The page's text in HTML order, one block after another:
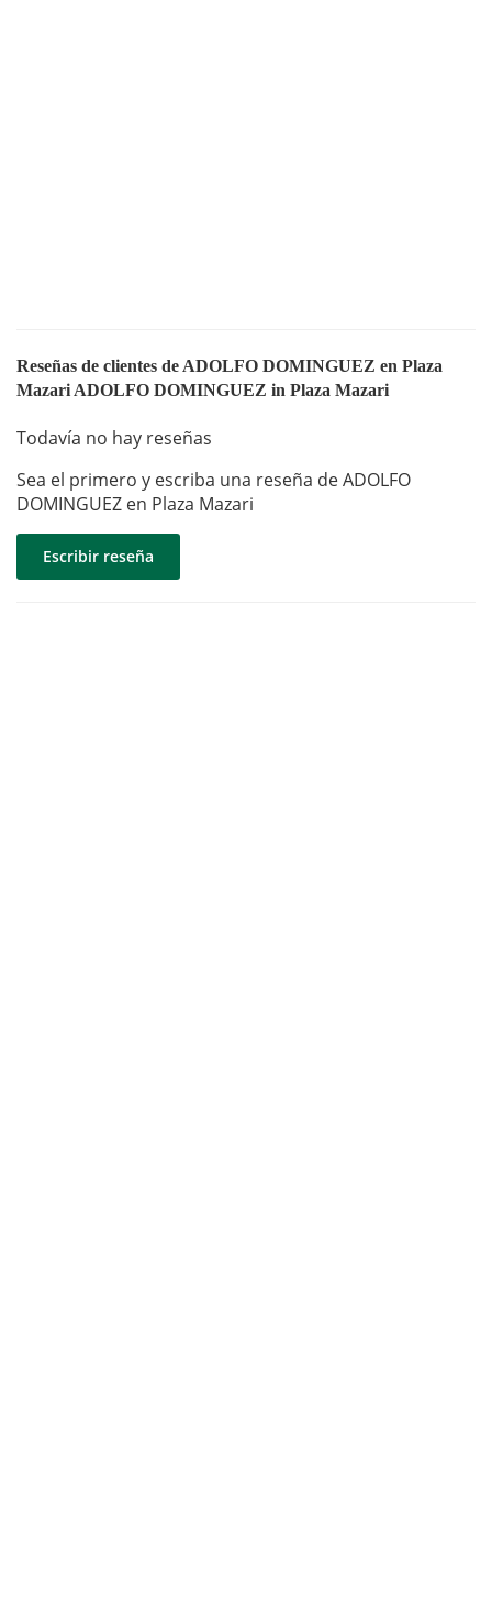
Reseñas de clientes de ADOLFO DOMINGUEZ en Plaza
Mazari ADOLFO DOMINGUEZ in Plaza Mazari
Todavía no hay reseñas
Sea el primero y escriba una reseña de ADOLFO
DOMINGUEZ en Plaza Mazari
Escribir reseña